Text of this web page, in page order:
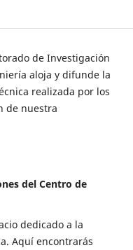
de Investigación
aloja y difunde la
realizada por los
de nuestra
del Centro de
dedicado a la
Aquí encontrarás